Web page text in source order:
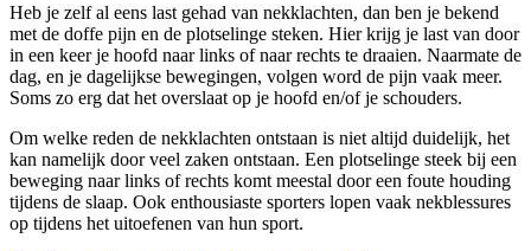
Heb je zelf al eens last gehad van nekklachten, dan ben je bekend
met de doffe pijn en de plotselinge steken. Hier krijg je last van door
in een keer je hoofd naar links of naar rechts te draaien. Naarmate de
dag, en je dagelijkse bewegingen, volgen word de pijn vaak meer.
Soms zo erg dat het overslaat op je hoofd en/of je schouders.
Om welke reden de nekklachten ontstaan is niet altijd duidelijk, het
kan namelijk door veel zaken ontstaan. Een plotselinge steek bij een
beweging naar links of rechts komt meestal door een foute houding
tijdens de slaap. Ook enthousiaste sporters lopen vaak nekblessures
op tijdens het uitoefenen van hun sport.